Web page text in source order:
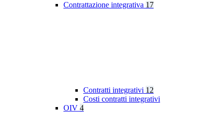
Contrattazione integrativa 17
Contratti integrativi 12
Costi contratti integrativi
OIV 4